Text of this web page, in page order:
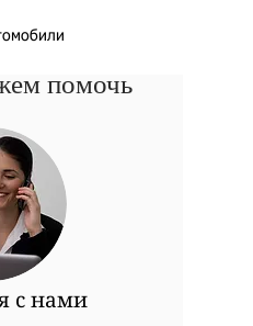
с нами
помочь